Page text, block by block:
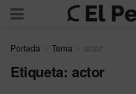
Portada Tema actor
Etiqueta: actor